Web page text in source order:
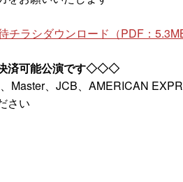
チラシダウンロード（PDF：
済可能公演です◇◇◇
Master、JCB、AMERICAN
さい